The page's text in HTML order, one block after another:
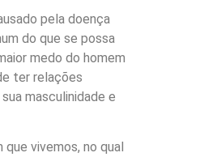
pela doença
do que se possa
medo do homem
ter relações
masculinidade e
vivemos, no qual